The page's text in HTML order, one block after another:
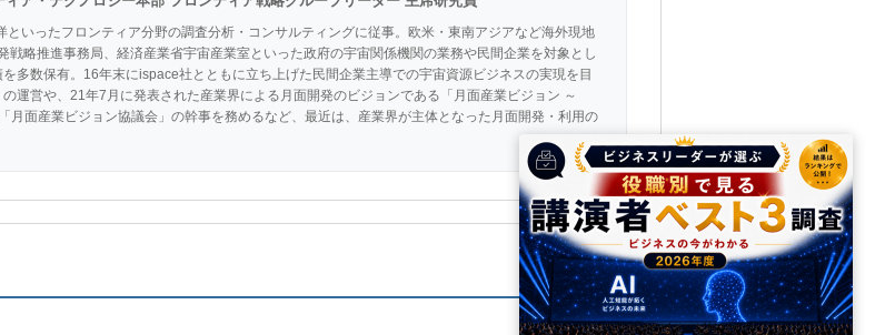
いったフロンティア分野の調査分析・コンサルティングに従事。欧米・東南アジアなど海外現地
戦略推進事務局、経済産業省宇宙産業室といった政府の宇宙関係機関の業務や民間企業を対象とし
多数保有。16年末にispace社とともに立ち上げた民間企業主導での宇宙資源ビジネスの実現を目
運営や、21年7月に発表された産業界による月面開発のビジョンである「月面産業ビジョン ～
月面産業ビジョン協議会」の幹事を務めるなど、最近は、産業界が主体となった月面開発・利用の